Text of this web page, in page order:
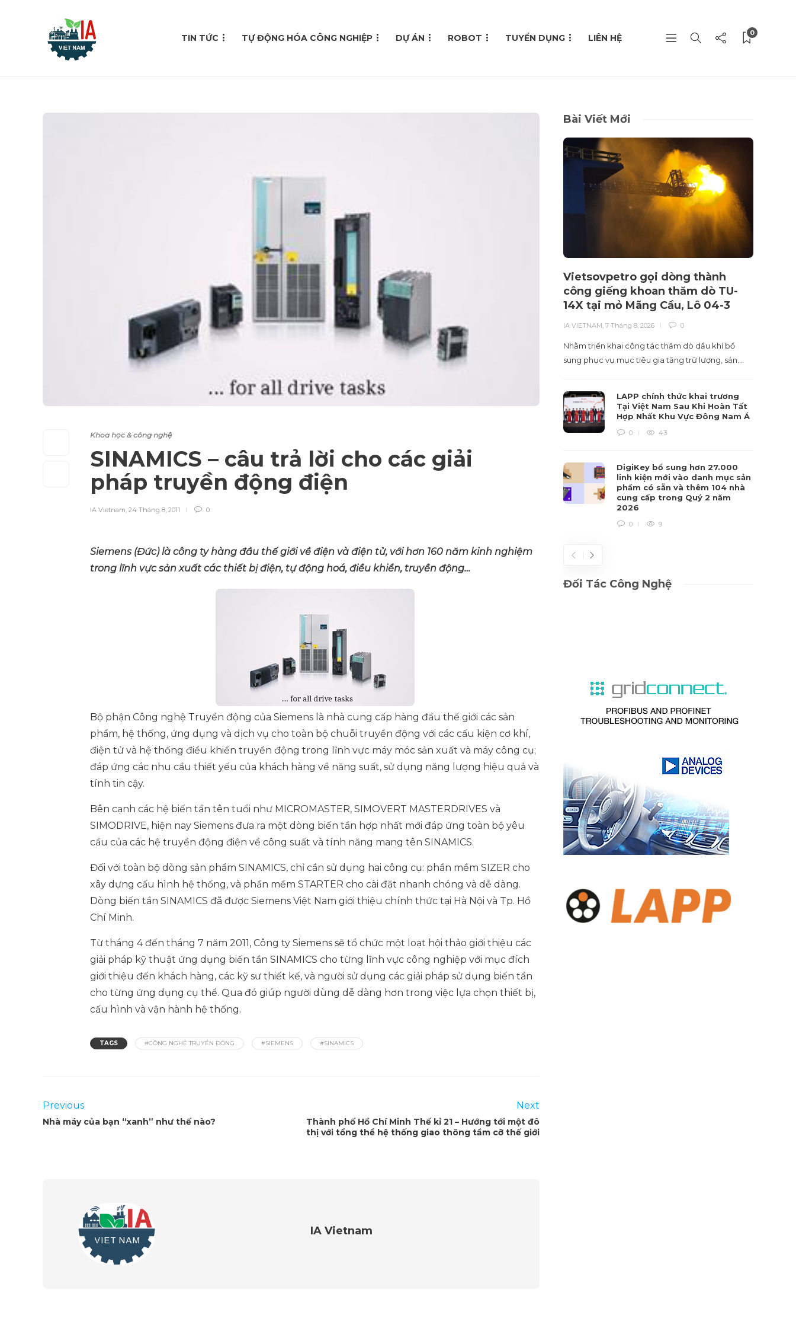
TIN TỨC TỰ ĐỘNG HÓA CÔNG NGHIỆP DỰ ÁN ROBOT TUYỂN DỤNG LIÊN HỆ 0
Khoa học & công nghệ
SINAMICS – câu trả lời cho các giải
pháp truyền động điện
IA Vietnam 24 Tháng 8, 2011 0
Siemens (Đức) là công ty hàng đầu thế giới về điện và điện tử, với hơn 160 năm kinh nghiệm
trong lĩnh vực sản xuất các thiết bị điện, tự động hoá, điều khiển, truyền động…
Bộ phận Công nghệ Truyền động của Siemens là nhà cung cấp hàng đầu thế giới các sản
phẩm, hệ thống, ứng dụng và dịch vụ cho toàn bộ chuỗi truyền động với các cấu kiện cơ khí,
điện tử và hệ thống điều khiển truyền động trong lĩnh vực máy móc sản xuất và máy công cụ;
đáp ứng các nhu cầu thiết yếu của khách hàng về năng suất, sử dụng năng lượng hiệu quả và
tính tin cậy.
Bên cạnh các hệ biến tần tên tuổi như MICROMASTER, SIMOVERT MASTERDRIVES và
SIMODRIVE, hiện nay Siemens đưa ra một dòng biến tần hợp nhất mới đáp ứng toàn bộ yêu
cầu của các hệ truyền động điện về công suất và tính năng mang tên SINAMICS.
Đối với toàn bộ dòng sản phẩm SINAMICS, chỉ cần sử dụng hai công cụ: phần mềm SIZER cho
xây dựng cấu hình hệ thống, và phần mềm STARTER cho cài đặt nhanh chóng và dễ dàng.
Dòng biến tần SINAMICS đã được Siemens Việt Nam giới thiệu chính thức tại Hà Nội và Tp. Hồ
Chí Minh.
Từ tháng 4 đến tháng 7 năm 2011, Công ty Siemens sẽ tổ chức một loạt hội thảo giới thiệu các
giải pháp kỹ thuật ứng dụng biến tần SINAMICS cho từng lĩnh vực công nghiệp với mục đích
giới thiệu đến khách hàng, các kỹ sư thiết kế, và người sử dụng các giải pháp sử dụng biến tần
cho từng ứng dụng cụ thể. Qua đó giúp người dùng dễ dàng hơn trong việc lựa chọn thiết bị,
cấu hình và vận hành hệ thống.
TAGS #CÔNG NGHỆ TRUYỀN ĐỘNG #SIEMENS #SINAMICS
Previous
Nhà máy của bạn “xanh” như thế nào?
Next
Thành phố Hồ Chí Minh Thế kỉ 21 – Hướng tới một đô
thị với tổng thể hệ thống giao thông tầm cỡ thế giới
IA Vietnam
Bài Viết Mới
Vietsovpetro gọi dòng thành
công giếng khoan thăm dò TU-
14X tại mỏ Mãng Cầu, Lô 04-3
IA VIETNAM ,7 Tháng 8, 2026 0
Nhằm triển khai công tác thăm dò dầu khí bổ
sung phục vụ mục tiêu gia tăng trữ lượng, sản…
LAPP chính thức khai trương
Tại Việt Nam Sau Khi Hoàn Tất
Hợp Nhất Khu Vực Đông Nam Á
0 43
DigiKey bổ sung hơn 27.000
linh kiện mới vào danh mục sản
phẩm có sẵn và thêm 104 nhà
cung cấp trong Quý 2 năm
2026
0 9
Đối Tác Công Nghệ